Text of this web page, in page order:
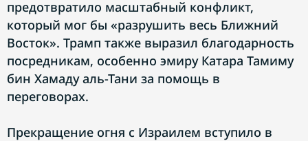
предотвратило масштабный конфликт,
который мог бы «разрушить весь Ближний
Восток». Трамп также выразил благодарность
посредникам, особенно эмиру Катара Тамиму
бин Хамаду аль-Тани за помощь в
переговорах.
Прекращение огня с Израилем вступило в